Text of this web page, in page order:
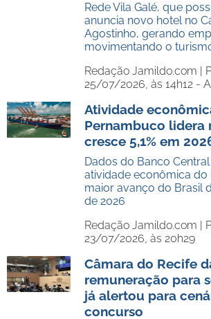
Rede Vila Galé, que
anuncia novo hotel no
Agostinho, gerando
movimentando o
Redação Jamildo.com |
25/07/2026, às 14h12 -
Atividade
Pernambuco lidera
cresce 5,1% em
Dados do Banco
atividade econômica do
maior avanço do Brasil
de 2026
Redação Jamildo.com |
23/07/2026, às 20h29
Câmara do Recife
remuneração para
já alertou para
concurso